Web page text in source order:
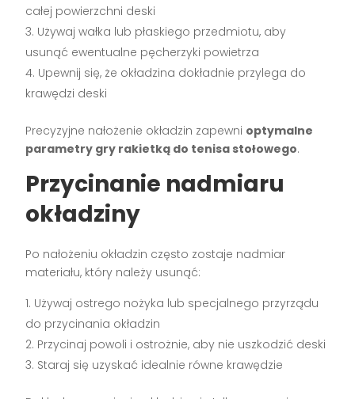
całej powierzchni deski
Używaj wałka lub płaskiego przedmiotu, aby
usunąć ewentualne pęcherzyki powietrza
Upewnij się, że okładzina dokładnie przylega do
krawędzi deski
Precyzyjne nałożenie okładzin zapewni optymalne
parametry gry rakietką do tenisa stołowego.
Przycinanie nadmiaru
okładziny
Po nałożeniu okładzin często zostaje nadmiar
materiału, który należy usunąć:
Używaj ostrego nożyka lub specjalnego przyrządu
do przycinania okładzin
Przycinaj powoli i ostrożnie, aby nie uszkodzić deski
Staraj się uzyskać idealnie równe krawędzie